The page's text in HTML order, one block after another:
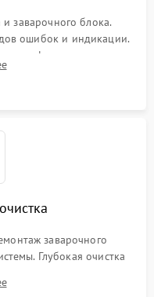
заварочного блока.
ошибок и индикации.
и кофемолки на слух.
воды для выявления
заварочного
Глубокая очистка
жмыха и накипи.
с использованием